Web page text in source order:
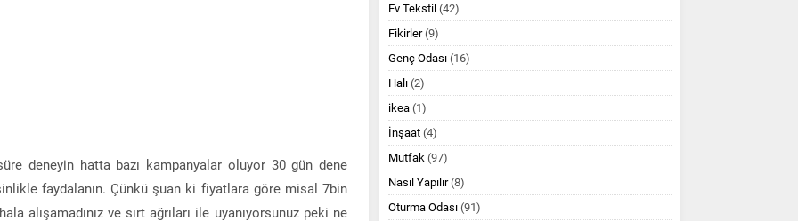
deneyin hatta bazı kampanyalar oluyor 30 gün dene
faydalanın. Çünkü şuan ki fiyatlara göre misal 7bin
alışamadınız ve sırt ağrıları ile uyanıyorsunuz peki ne
Ev Tekstil (42)
Fikirler(9)
Genç Odası (16)
Halı (2)
ikea (1)
İnşaat (4)
Mutfak (97)
Nasıl Yapılır(8)
Oturma Odası (91)